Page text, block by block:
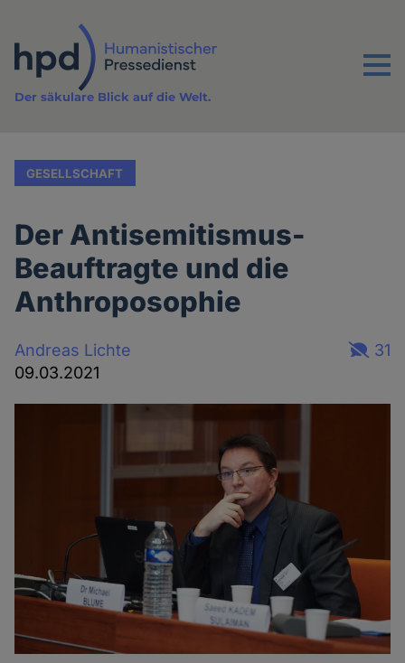
Inhalt
Menu
Der säkulare Blick auf die Welt.
GESELLSCHAFT
Der Antisemitismus-
Beauftragte und die
Anthroposophie
Andreas Lichte
09.03.2021
31